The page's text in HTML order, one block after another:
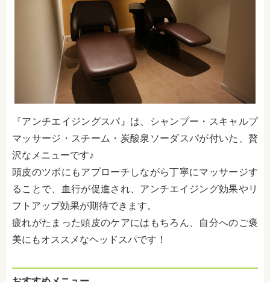
『アンチエイジングスパ』は、シャンプー・スキャルプ
マッサージ・スチーム・炭酸泉ソーダスパが付いた、贅
沢なメニューです♪
頭皮のツボにもアプローチしながら丁寧にマッサージす
ることで、血行が促進され、アンチエイジング効果やリ
フトアップ効果が期待できます。
疲れがたまった頭皮のケアにはもちろん、自分へのご褒
美にもオススメなヘッドスパです！